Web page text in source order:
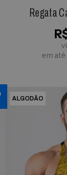
Regata
em até
ALGODÃO